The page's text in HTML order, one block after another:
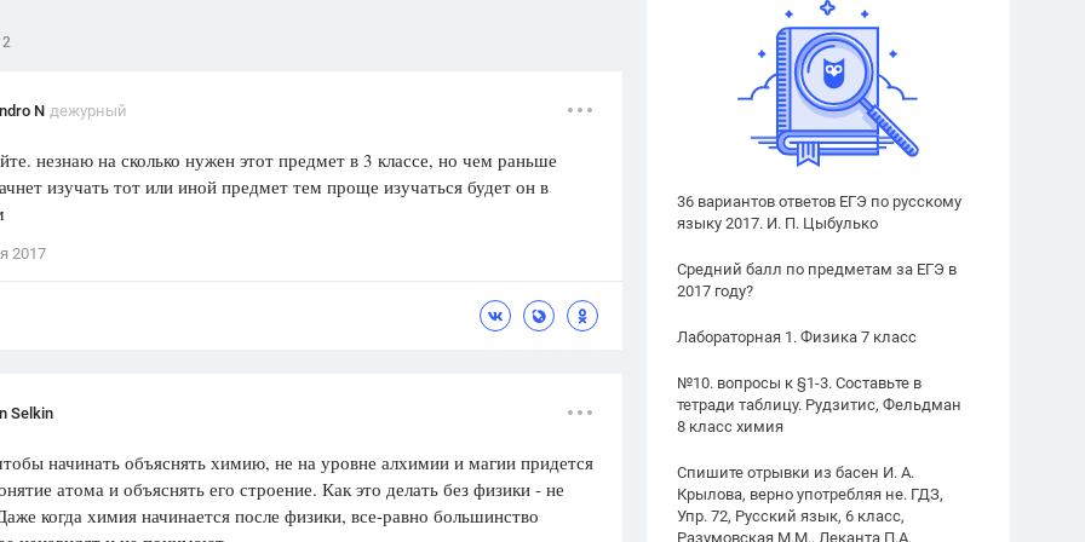
36 вариантов ответов ЕГЭ по русскому
языку 2017. И. П. Цыбулько
Средний балл по предметам за ЕГЭ в
2017 году?
Лабораторная 1. Физика 7 класс
№10. вопросы к §1-3. Составьте в
тетради таблицу. Рудзитис, Фельдман
8 класс химия
Спишите отрывки из басен И. А.
Крылова, верно употребляя не. ГДЗ,
Упр. 72, Русский язык, 6 класс,
Разумовская М.М., Леканта П.А.
2
N дежурный
незнаю на сколько нужен этот предмет в 3 классе, но чем раньше
изучать тот или иной предмет тем проще изучаться будет он в
2017
Selkin
начинать объяснять химию, не на уровне алхимии и магии придется
атома и объяснять его строение. Как это делать без физики - не
когда химия начинается после физики, все-равно большинство